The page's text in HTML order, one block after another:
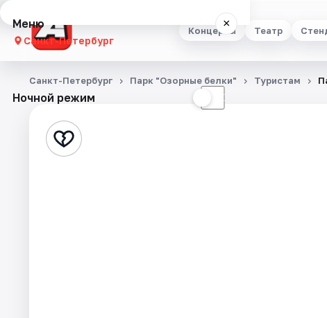
Концерты Театр
Меню ×
Санкт-Петербург
Концерты
Стендап
Ночной режим ☾
Санкт-Петербург Парк "Озорные белки" Туристам